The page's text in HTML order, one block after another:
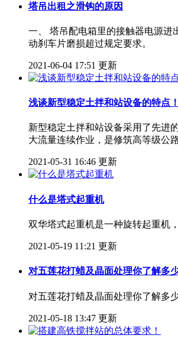
塔吊出租之滑钩的原因
一、 塔吊配电箱里的接触器电源进
动刹车片磨损超过规定要求。
2021-06-04 17:51 更新
浅谈新型稳定土拌和站设备的特点！
新型稳定土拌和站设备采用了先进
大流量连续作业，是修筑高等级公
2021-05-31 16:46 更新
什么是塔式起重机
双华塔式起重机是一种旋转起重机
2021-05-19 11:21 更新
对五莲花打蜡及晶面处理你了解多
对五莲花打蜡及晶面处理你了解多
2021-05-18 13:47 更新